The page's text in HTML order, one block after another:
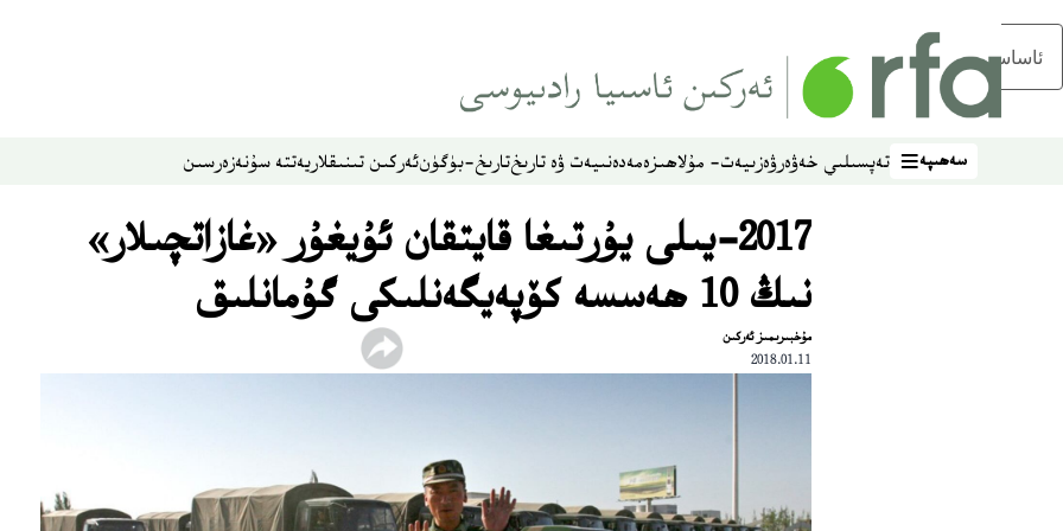
ئاساسلىق مەزمۇنغا ئاتلاڭ
سەھىپە
سەھىپە تەپسىلىي خەۋەرۋەزىيەت- مۇلاھىزەمەدەنىيەت ۋە تارىختارىخ-بۈگۈنئەركىن تىنىقلاريەتتە سۇنەزەرسىن
2017‏-يىلى يۇرتىغا قايتقان ئۇيغۇر «غازاتچىلار»
نىڭ 10 ھەسسە كۆپەيگەنلىكى گۇمانلىق
مۇخبىرىمىز ئەركىن
2018.01.11